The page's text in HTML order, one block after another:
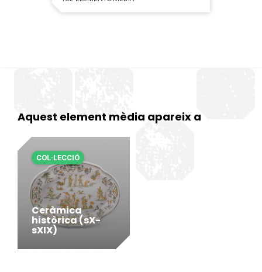
Aquest element mèdia apareix a
Ceràmica
històrica (sX-
sXIX)
COL·LECCIÓ